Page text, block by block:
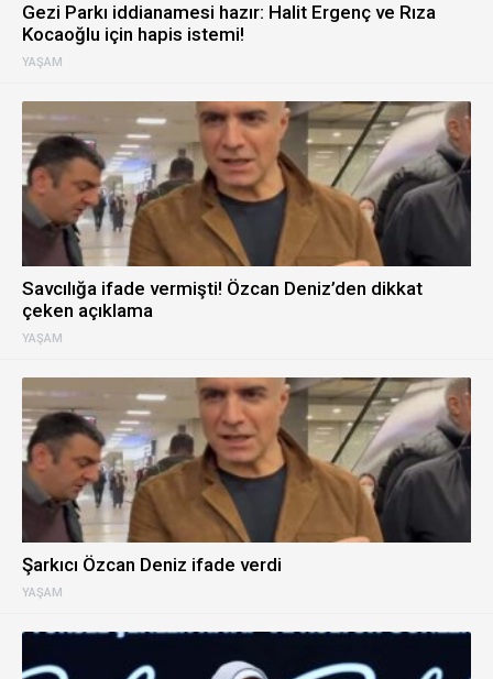
YAŞAM
Gezi Parkı iddianamesi hazır: Halit Ergenç ve Rıza
Kocaoğlu için hapis istemi!
YAŞAM
Savcılığa ifade vermişti! Özcan Deniz’den dikkat
çeken açıklama
YAŞAM
Şarkıcı Özcan Deniz ifade verdi